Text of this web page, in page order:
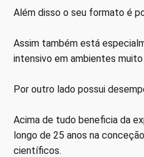
Além disso o seu formato é
Assim também está
intensivo em ambientes
Por outro lado possui
Acima de tudo beneficia da
longo de 25 anos na
científicos.